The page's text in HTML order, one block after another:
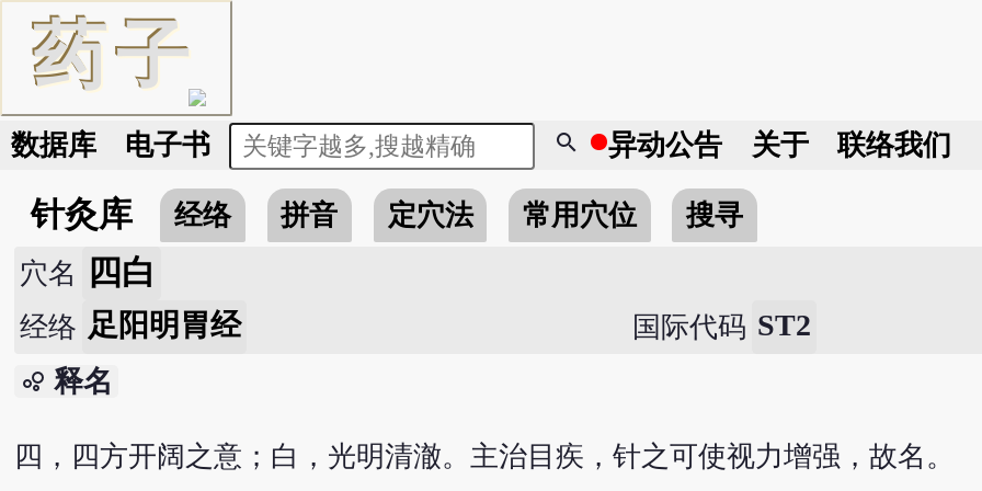
药子
数据库 电子书 search 异动公告 关于 联络我们
针灸库 经络 拼音 定穴法 常用穴位 搜寻
穴名 四白
经络 足阳明胃经 国际代码 ST2
bubble_chart 释名
四，四方开阔之意；白，光明清澈。主治目疾，针之可使视力增强，故名。